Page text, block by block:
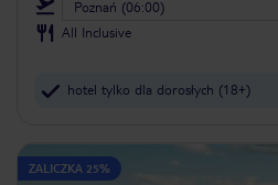
Poznań (06:00)
All Inclusive
hotel tylko dla dorosłych (18+)
ZALICZKA 25%